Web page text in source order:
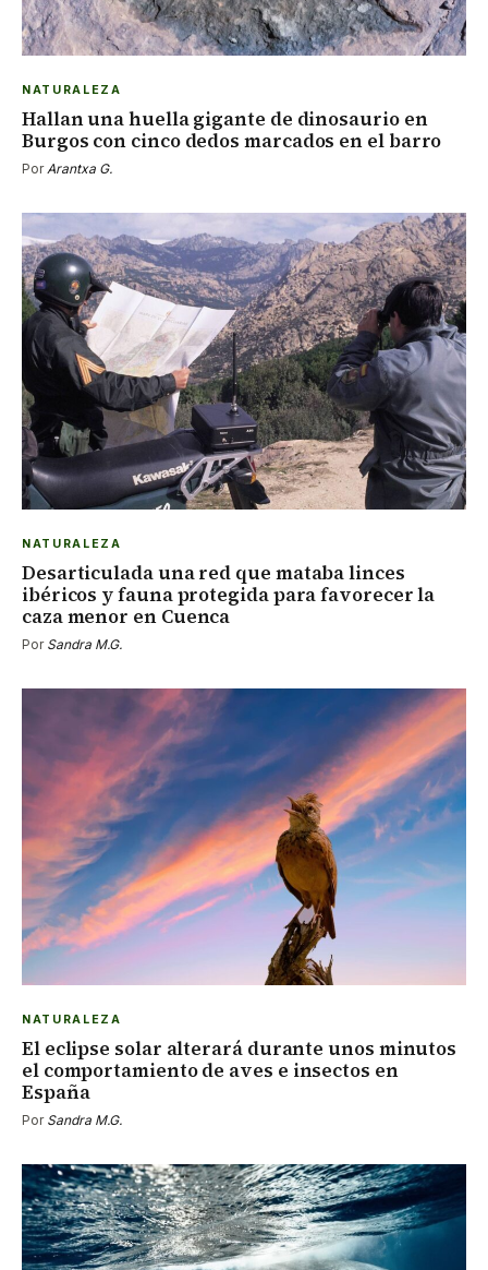
NATURALEZA
Hallan una huella gigante de dinosaurio en
Burgos con cinco dedos marcados en el barro
Por Arantxa G.
NATURALEZA
Desarticulada una red que mataba linces
ibéricos y fauna protegida para favorecer la
caza menor en Cuenca
Por Sandra M.G.
NATURALEZA
El eclipse solar alterará durante unos minutos
el comportamiento de aves e insectos en
España
Por Sandra M.G.